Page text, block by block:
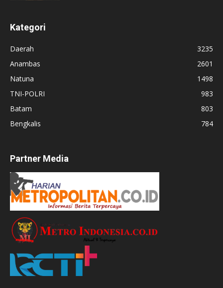
Kategori
Daerah
3235
Anambas
2601
Natuna
1498
TNI-POLRI
983
Batam
803
Bengkalis
784
Partner Media